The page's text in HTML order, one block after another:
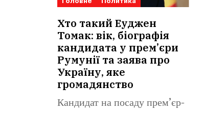
Хто такий Еуджен
Томак: вік, біографія
кандидата у прем’єри
Румунії та заява про
Україну, яке
громадянство
Кандидат на посаду прем’єр-